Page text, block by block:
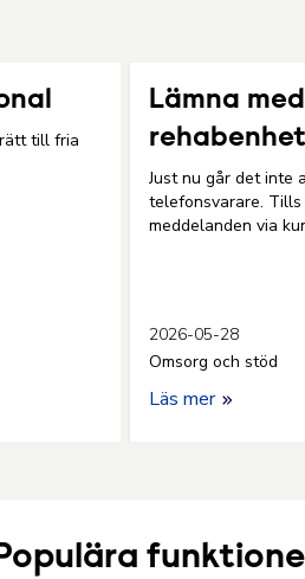
till fria
Lämna
Just nu går det inte
telefonsvarare.
meddelanden via
2026-05-28
Omsorg och stöd
Läs mer